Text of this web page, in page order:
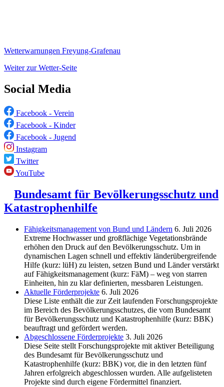
Wetterwarnungen Freyung-Grafenau
Weiter zur Wetter-Seite
Social Media
Facebook - Verein
Facebook - Kinder
Facebook - Jugend
Instagram
Twitter
YouTube
Bundesamt für Bevölkerungsschutz und
Katastrophenhilfe
Fähigkeitsmanagement von Bund und Ländern 6. Juli 2026
Extreme Hochwasser und großflächige Vegetationsbrände
erhöhen den Druck auf den Bevölkerungsschutz. Um in
dynamischen Lagen schnell und effektiv länderübergreifende
Hilfe (kurz: lüH) zu leisten, setzen Bund und Länder verstärkt
auf Fähigkeitsmanagement (kurz: FäM) – weg von starren
Einheiten, hin zu klar definierten, messbaren Leistungen.
Aktuelle Förderprojekte 6. Juli 2026
Diese Liste enthält die zur Zeit laufenden Forschungsprojekte
im Bereich des Be­völkerungs­schutzes, die vom Bundesamt
für Bevölkerungsschutz und Katastrophenhilfe (kurz: BBK)
beauftragt und gefördert werden.
Abgeschlos­sene Förderprojekte 3. Juli 2026
Diese Seite stellt Forschungsprojekte mit aktiver Beteiligung
des Bundesamt für Bevölkerungsschutz und
Katastrophenhilfe (kurz: BBK) vor, die in den letzten fünf
Jahren erfolgreich abgeschlossen wurden. Alle aufgelisteten
Projekte sind durch eigene Fördermittel finanziert.